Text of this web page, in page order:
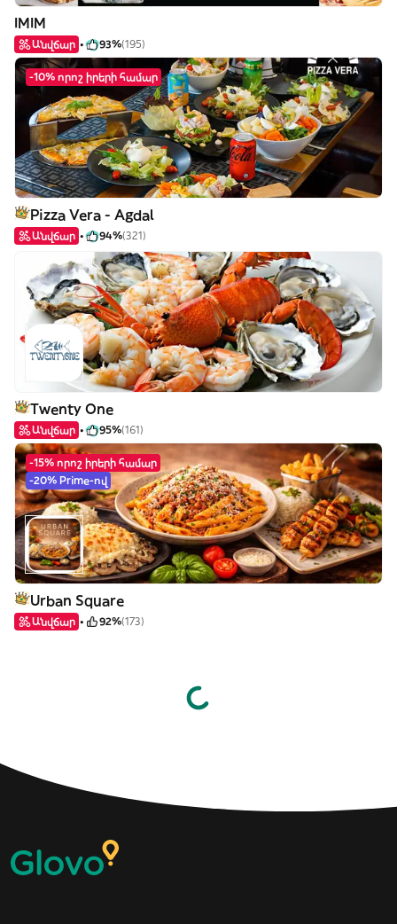
IMIM
Անվճար 93%(195)
-10% որոշ իրերի համար
Pizza Vera - Agdal
Անվճար 94%(321)
Twenty One
Անվճար 95%(161)
-15% որոշ իրերի համար
-20% Prime-ով
Urban Square
Անվճար 92%(173)